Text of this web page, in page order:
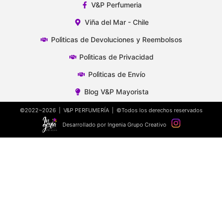
V&P Perfumeria
Viña del Mar - Chile
Polìticas de Devoluciones y Reembolsos
Polìticas de Privacidad
Polìticas de Envío
Blog V&P Mayorista
©2022~2026 | V&P PERFUMERÍA | ©Todos los derechos reservados
Desarrollado por Ingenia Grupo Creativo